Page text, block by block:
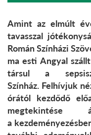
Amint az elmúlt
tavasszal
Román Színházi
ma esti Angyal
társul a
Színház. Felhívjuk
órától kezdődő
a